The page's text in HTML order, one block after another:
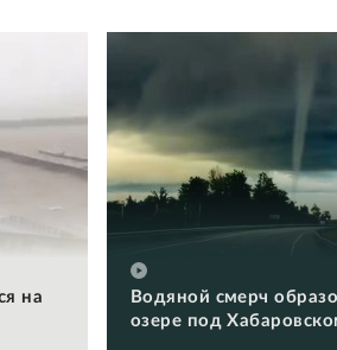
на
Водяной смерч
озере под